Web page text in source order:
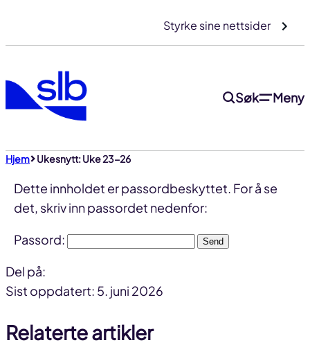
Styrke sine nettsider
Søk Meny
Hjem Ukesnytt: Uke 23-26
Dette innholdet er passordbeskyttet. For å se
det, skriv inn passordet nedenfor:
Passord:
Del på:
Del
facebook
Del
linkedin
Del
Sist oppdatert: 5. juni 2026
Relaterte artikler